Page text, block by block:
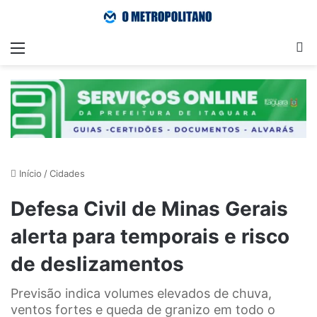
Menu
Início /Cidades
Defesa Civil de Minas Gerais
alerta para temporais e risco
de deslizamentos
Previsão indica volumes elevados de chuva,
ventos fortes e queda de granizo em todo o